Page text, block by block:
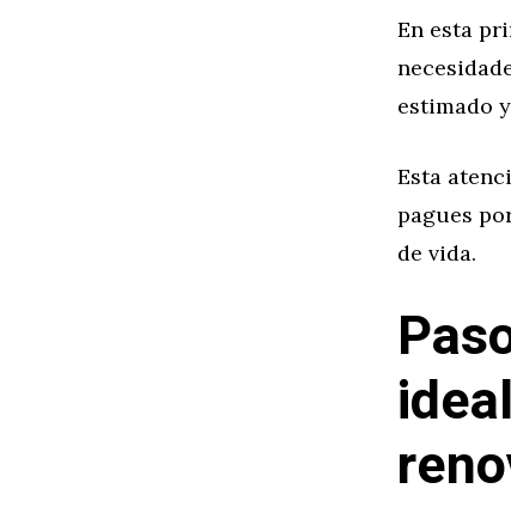
En esta
estimado
Esta
pagues
de vida.